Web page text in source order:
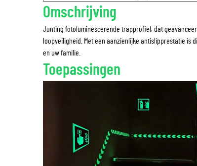
Omschrijving
Junting fotoluminescerende trapprofiel, dat
loopveiligheid. Met een aanzienlijke antislipprestatie is
en uw familie.
Toepassingen